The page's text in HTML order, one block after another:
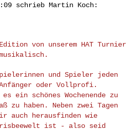
von unserem HAT Turnier
und Spieler jeden
oder Vollprofi.
ein schönes Wochenende zu
zu haben. Neben zwei Tagen
auch herausfinden wie
ist - also seid